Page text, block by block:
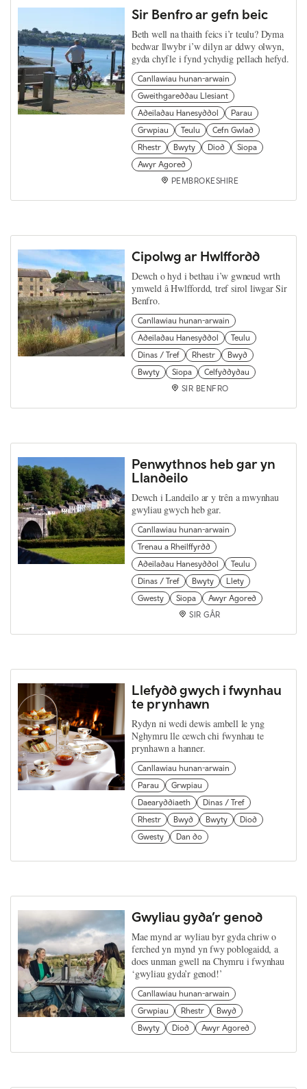
Sir Benfro ar gefn beic
Beth well na thaith feics i’r teulu? Dyma
bedwar llwybr i’w dilyn ar ddwy olwyn,
gyda chyfle i fynd ychydig pellach hefyd.
Canllawiau hunan-arwain
Gweithgareddau Llesiant
Adeiladau Hanesyddol
Parau
Grwpiau
Teulu
Cefn Gwlad
Rhestr
Bwyty Diod
Siopa
Awyr Agored
PEMBROKESHIRE
Cipolwg ar Hwlffordd
Dewch o hyd i bethau i’w gwneud wrth
ymweld â Hwlffordd, tref sirol liwgar Sir
Benfro.
Canllawiau hunan-arwain
Adeiladau Hanesyddol
Teulu
Dinas / Tref
Rhestr
Bwyd
Bwyty
Siopa
Celfyddydau
SIR BENFRO
Penwythnos heb gar yn
Llandeilo
Dewch i Landeilo ar y trên a mwynhau
gwyliau gwych heb gar.
Canllawiau hunan-arwain
Trenau a Rheilffyrdd
Adeiladau Hanesyddol
Teulu
Dinas / Tref
Bwyty
Llety
Gwesty
Siopa
Awyr Agored
SIR GÂR
Llefydd gwych i fwynhau
te prynhawn
Rydyn ni wedi dewis ambell le yng
Nghymru lle cewch chi fwynhau te
prynhawn a hanner.
Canllawiau hunan-arwain
Parau
Grwpiau
Daearyddiaeth
Dinas / Tref
Rhestr
Bwyd Bwyty
Diod
Gwesty
Dan do
Gwyliau gyda’r genod
Mae mynd ar wyliau byr gyda chriw o
ferched yn mynd yn fwy poblogaidd, a
does unman gwell na Chymru i fwynhau
‘gwyliau gyda’r genod!’
Canllawiau hunan-arwain
Grwpiau
Rhestr
Bwyd
Bwyty
Diod Awyr Agored